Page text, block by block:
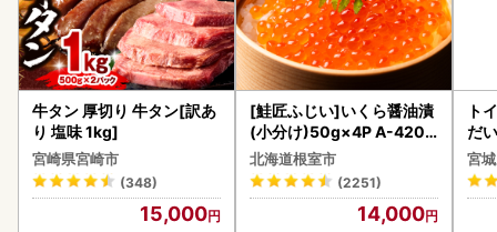
牛タン 厚切り 牛タン[訳あ
り 塩味 1kg]
宮崎県宮崎市
(348)
15,000
[鮭匠ふじい]いくら醤油漬
(小分け)50g×4P A-4209
5
北海道根室市
(2251)
14,000
ト
だ
6ロ
宮